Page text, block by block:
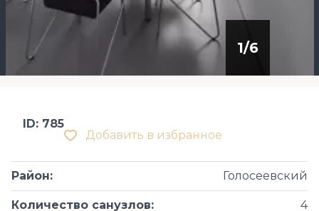
1/6
Добавить в избранное
ID: 785
Район: Голосеевский
Количество санузлов: 4